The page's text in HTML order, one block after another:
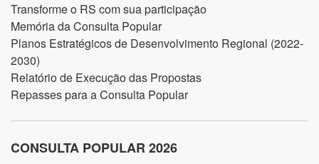
Transforme o RS com sua participação
Memória da Consulta Popular
Planos Estratégicos de Desenvolvimento Regional (2022-
2030)
Relatório de Execução das Propostas
Repasses para a Consulta Popular
CONSULTA POPULAR 2026